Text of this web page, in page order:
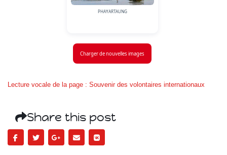
PHAYARTAUNG
Charger de nouvelles images
Lecture vocale de la page : Souvenir des volontaires internationaux
Share this post